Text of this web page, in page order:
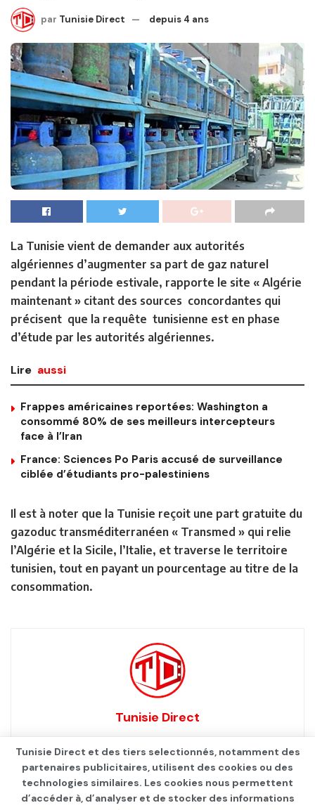
par Tunisie Direct depuis 4 ans
La Tunisie vient de demander aux autorités
algériennes d’augmenter sa part de gaz naturel
pendant la période estivale, rapporte le site « Algérie
maintenant » citant des sources concordantes qui
précisent que la requête tunisienne est en phase
d’étude par les autorités algériennes.
Lire aussi
Frappes américaines reportées: Washington a
consommé 80% de ses meilleurs intercepteurs
face à l’Iran
France: Sciences Po Paris accusé de surveillance
ciblée d’étudiants pro-palestiniens
Il est à noter que la Tunisie reçoit une part gratuite du
gazoduc transméditerranéen « Transmed » qui relie
l’Algérie et la Sicile, l’Italie, et traverse le territoire
tunisien, tout en payant un pourcentage au titre de la
consommation.
Tunisie Direct
Tunisie Direct et des tiers selectionnés, notamment des
partenaires publicitaires, utilisent des cookies ou des
technologies similaires. Les cookies nous permettent
d’accéder à, d’analyser et de stocker des informations